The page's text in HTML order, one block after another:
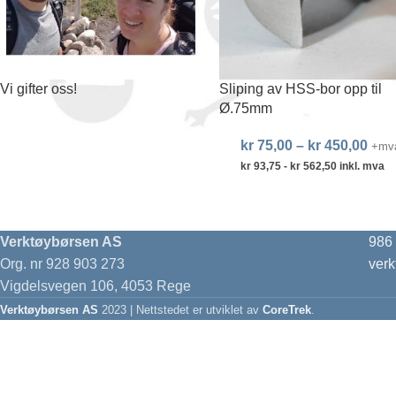
Vi gifter oss!
Sliping av HSS-bor opp til
Ø.75mm
kr 75,00 – kr 450,00
kr 93,75 - kr 562,50 inkl. mva
Verktøybørsen AS
Org. nr 928 903 273
Vigdelsvegen 106, 4053 Rege
986
Verktøybørsen AS 2023 | Nettstedet er utviklet av CoreTrek.